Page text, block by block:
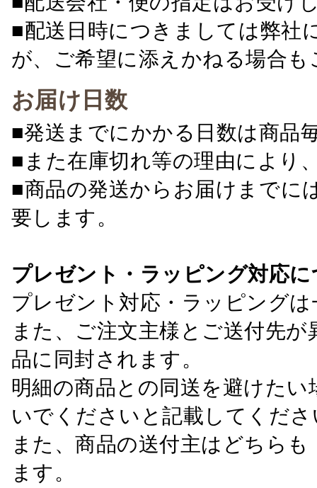
■配送日時につきましては弊社
が、ご希望に添えかねる場合
お届け日数
■発送までにかかる日数は商品
■また在庫切れ等の理由により
■商品の発送からお届けまでに
要します。
プレゼント・ラッピング対応
プレゼント対応・ラッピング
また、ご注文主様とご送付先
品に同封されます。
明細の商品との同送を避けた
いでくださいと記載してくださ
また、商品の送付主はどちら
ます。